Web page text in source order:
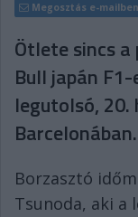
Megosztás e-mailben
Ötlete sincs
Bull japán
legutolsó,
Barcelonában.
Borzasztó
Tsunoda, aki a